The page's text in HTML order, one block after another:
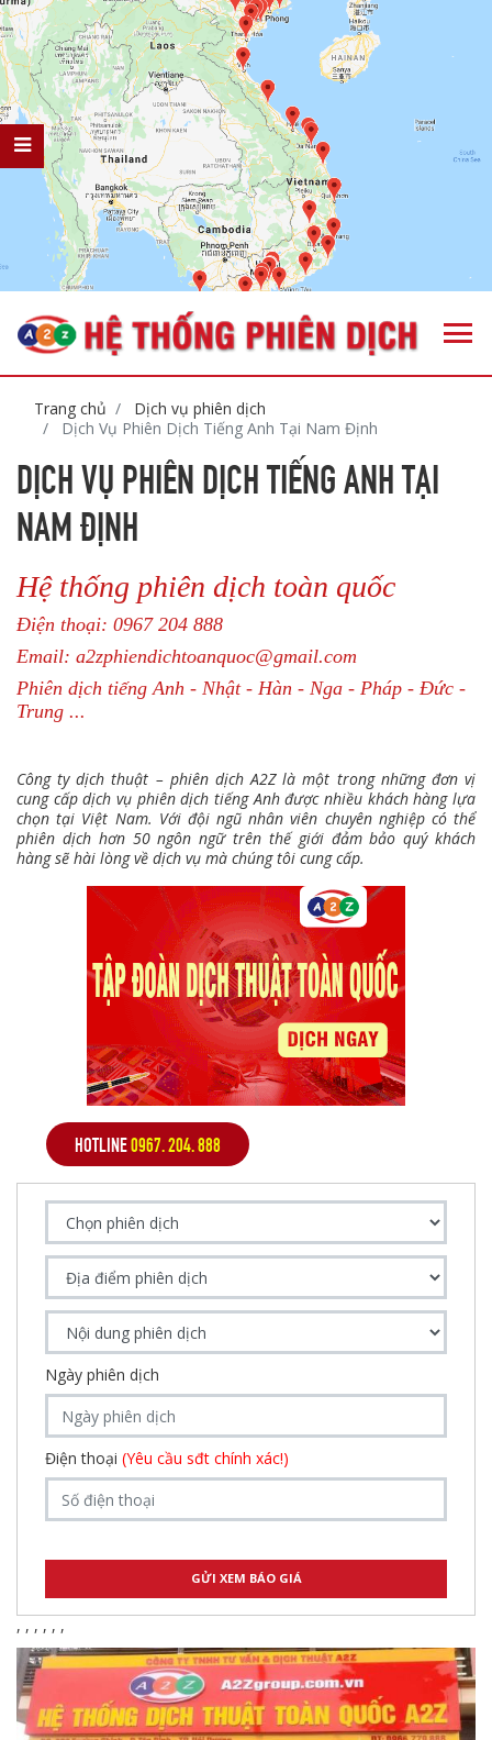
Trang chủ
Dịch vụ phiên dịch
Dịch Vụ Phiên Dịch Tiếng Anh Tại Nam Định
DỊCH VỤ PHIÊN DỊCH TIẾNG ANH TẠI
NAM ĐỊNH
Hệ thống phiên dịch toàn quốc
Điện thoại: 0967 204 888
Email: a2zphiendichtoanquoc@gmail.com
Phiên dịch tiếng Anh - Nhật - Hàn - Nga - Pháp - Đức -
Trung ...
Công ty dịch thuật – phiên dịch A2Z là một trong những đơn vị
cung cấp dịch vụ phiên dịch tiếng Anh được nhiều khách hàng lựa
chọn tại Việt Nam. Với đội ngũ nhân viên chuyên nghiệp có thể
phiên dịch hơn 50 ngôn ngữ trên thế giới đảm bảo quý khách
hàng sẽ hài lòng về dịch vụ mà chúng tôi cung cấp.
HOTLINE0967. 204. 888
Ngày phiên dịch
Điện thoại (Yêu cầu sđt chính xác!)
, , , , , ,